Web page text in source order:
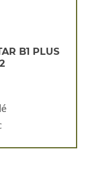
B1 PLUS